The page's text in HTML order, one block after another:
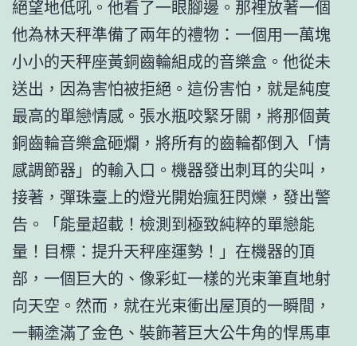
絕望地低吼。他看了一眼腳邊。那裡放著一個
他為林天秤準備了兩年的禮物：一個用一萬塊
小小的天秤座黃銅齒輪組成的音樂盒。他從未
送出，因為害怕被拒絕。這份害怕，就是純度
最高的單戀情感。張水瓶咬緊牙關，將那個黃
銅齒輪音樂盒砸爛，將所有的齒輪都倒入「情
感調節器」的輸入口。機器發出刺耳的尖叫，
接著，彈珠臺上的燈光開始瘋狂閃爍，發出警
告。「能量超載！檢測到極致純粹的單戀能
量！目標：提升天秤座運勢！」在機器的頂
部，一個巨大的、像彩虹一樣的光束筆直地射
向天空。然而，就在光束衝出屋頂的一瞬間，
一輛塗滿了金色、裝飾著巨大公牛角的悍馬車